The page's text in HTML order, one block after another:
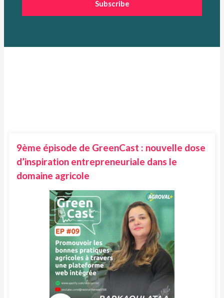
Subscribe
9ème épisode de GreenCast : nouvelle dose
d’inspiration entrepreneuriale dans le
domaine agricole